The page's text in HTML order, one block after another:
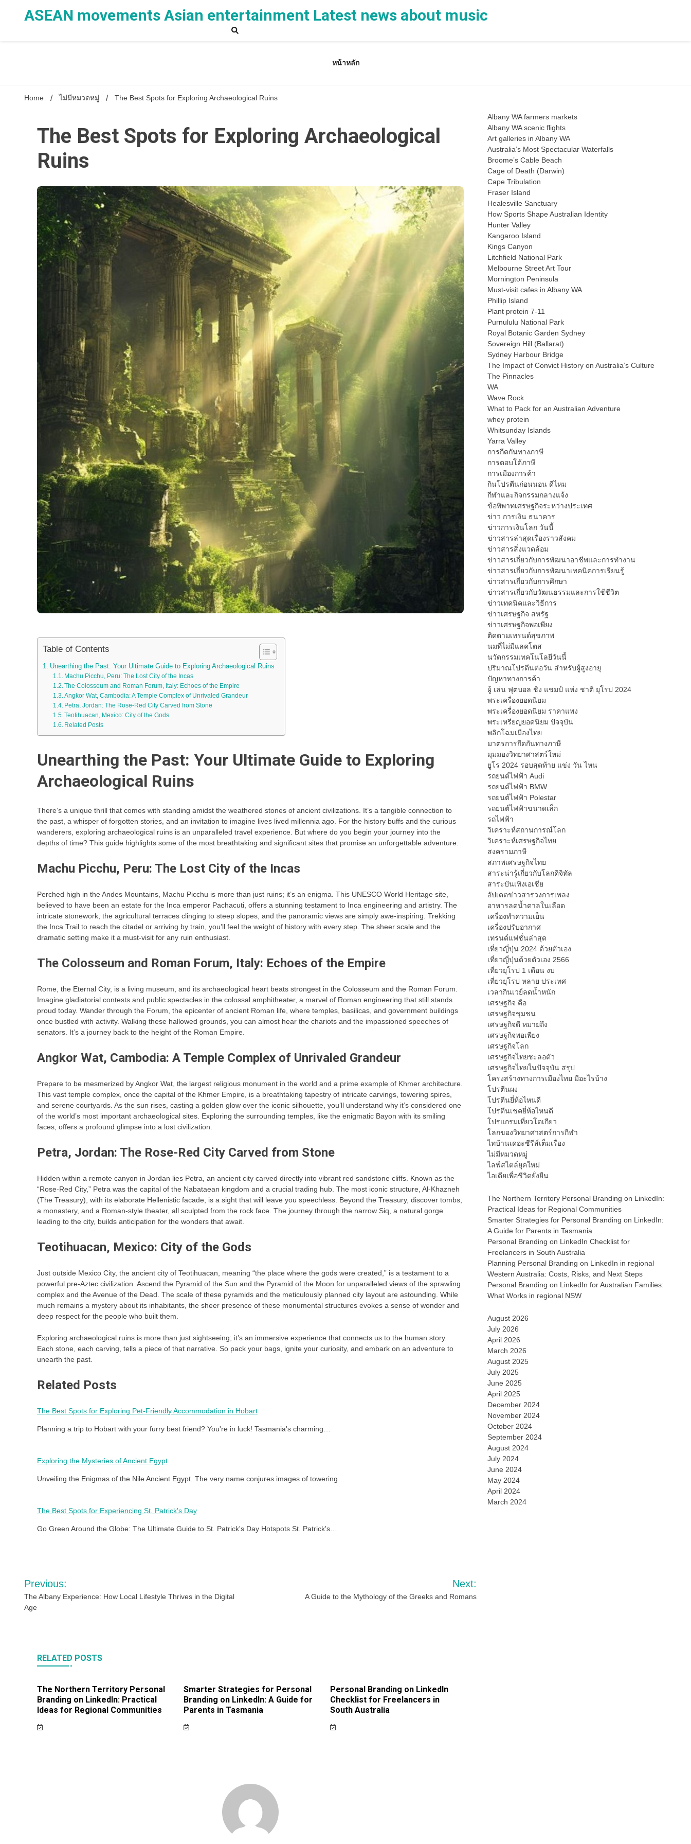
ASEAN movements Asian entertainment Latest news about music
หน้าหลัก
Home ไม่มีหมวดหมู่ The Best Spots for Exploring Archaeological Ruins
The Best Spots for Exploring Archaeological
Ruins
Table of Contents
Unearthing the Past: Your Ultimate Guide to Exploring Archaeological Ruins
Machu Picchu, Peru: The Lost City of the Incas
The Colosseum and Roman Forum, Italy: Echoes of the Empire
Angkor Wat, Cambodia: A Temple Complex of Unrivaled Grandeur
Petra, Jordan: The Rose-Red City Carved from Stone
Teotihuacan, Mexico: City of the Gods
Related Posts
Unearthing the Past: Your Ultimate Guide to Exploring
Archaeological Ruins
There’s a unique thrill that comes with standing amidst the weathered stones of ancient civilizations. It’s a tangible connection to
the past, a whisper of forgotten stories, and an invitation to imagine lives lived millennia ago. For the history buffs and the curious
wanderers, exploring archaeological ruins is an unparalleled travel experience. But where do you begin your journey into the
depths of time? This guide highlights some of the most breathtaking and significant sites that promise an unforgettable adventure.
Machu Picchu, Peru: The Lost City of the Incas
Perched high in the Andes Mountains, Machu Picchu is more than just ruins; it’s an enigma. This UNESCO World Heritage site,
believed to have been an estate for the Inca emperor Pachacuti, offers a stunning testament to Inca engineering and artistry. The
intricate stonework, the agricultural terraces clinging to steep slopes, and the panoramic views are simply awe-inspiring. Trekking
the Inca Trail to reach the citadel or arriving by train, you’ll feel the weight of history with every step. The sheer scale and the
dramatic setting make it a must-visit for any ruin enthusiast.
The Colosseum and Roman Forum, Italy: Echoes of the Empire
Rome, the Eternal City, is a living museum, and its archaeological heart beats strongest in the Colosseum and the Roman Forum.
Imagine gladiatorial contests and public spectacles in the colossal amphitheater, a marvel of Roman engineering that still stands
proud today. Wander through the Forum, the epicenter of ancient Roman life, where temples, basilicas, and government buildings
once bustled with activity. Walking these hallowed grounds, you can almost hear the chariots and the impassioned speeches of
senators. It’s a journey back to the height of the Roman Empire.
Angkor Wat, Cambodia: A Temple Complex of Unrivaled Grandeur
Prepare to be mesmerized by Angkor Wat, the largest religious monument in the world and a prime example of Khmer architecture.
This vast temple complex, once the capital of the Khmer Empire, is a breathtaking tapestry of intricate carvings, towering spires,
and serene courtyards. As the sun rises, casting a golden glow over the iconic silhouette, you’ll understand why it’s considered one
of the world’s most important archaeological sites. Exploring the surrounding temples, like the enigmatic Bayon with its smiling
faces, offers a profound glimpse into a lost civilization.
Petra, Jordan: The Rose-Red City Carved from Stone
Hidden within a remote canyon in Jordan lies Petra, an ancient city carved directly into vibrant red sandstone cliffs. Known as the
“Rose-Red City,” Petra was the capital of the Nabataean kingdom and a crucial trading hub. The most iconic structure, Al-Khazneh
(The Treasury), with its elaborate Hellenistic facade, is a sight that will leave you speechless. Beyond the Treasury, discover tombs,
a monastery, and a Roman-style theater, all sculpted from the rock face. The journey through the narrow Siq, a natural gorge
leading to the city, builds anticipation for the wonders that await.
Teotihuacan, Mexico: City of the Gods
Just outside Mexico City, the ancient city of Teotihuacan, meaning “the place where the gods were created,” is a testament to a
powerful pre-Aztec civilization. Ascend the Pyramid of the Sun and the Pyramid of the Moon for unparalleled views of the sprawling
complex and the Avenue of the Dead. The scale of these pyramids and the meticulously planned city layout are astounding. While
much remains a mystery about its inhabitants, the sheer presence of these monumental structures evokes a sense of wonder and
deep respect for the people who built them.
Exploring archaeological ruins is more than just sightseeing; it’s an immersive experience that connects us to the human story.
Each stone, each carving, tells a piece of that narrative. So pack your bags, ignite your curiosity, and embark on an adventure to
unearth the past.
Related Posts
The Best Spots for Exploring Pet-Friendly Accommodation in Hobart
Planning a trip to Hobart with your furry best friend? You're in luck! Tasmania's charming…
Exploring the Mysteries of Ancient Egypt
Unveiling the Enigmas of the Nile Ancient Egypt. The very name conjures images of towering…
The Best Spots for Experiencing St. Patrick's Day
Go Green Around the Globe: The Ultimate Guide to St. Patrick's Day Hotspots St. Patrick's…
Post
navigation
Previous:
The Albany Experience: How Local Lifestyle Thrives in the Digital
Age
Next:
A Guide to the Mythology of the Greeks and Romans
RELATED POSTS
The Northern Territory Personal
Branding on LinkedIn: Practical
Ideas for Regional Communities
Smarter Strategies for Personal
Branding on LinkedIn: A Guide for
Parents in Tasmania
Personal Branding on LinkedIn
Checklist for Freelancers in
South Australia
Albany WA farmers markets
Albany WA scenic flights
Art galleries in Albany WA
Australia’s Most Spectacular Waterfalls
Broome’s Cable Beach
Cage of Death (Darwin)
Cape Tribulation
Fraser Island
Healesville Sanctuary
How Sports Shape Australian Identity
Hunter Valley
Kangaroo Island
Kings Canyon
Litchfield National Park
Melbourne Street Art Tour
Mornington Peninsula
Must-visit cafes in Albany WA
Phillip Island
Plant protein 7-11
Purnululu National Park
Royal Botanic Garden Sydney
Sovereign Hill (Ballarat)
Sydney Harbour Bridge
The Impact of Convict History on Australia’s Culture
The Pinnacles
WA
Wave Rock
What to Pack for an Australian Adventure
whey protein
Whitsunday Islands
Yarra Valley
การกีดกันทางภาษี
การตอบโต้ภาษี
การเมืองการค้า
กินโปรตีนก่อนนอน ดีไหม
กีฬาและกิจกรรมกลางแจ้ง
ข้อพิพาทเศรษฐกิจระหว่างประเทศ
ข่าว การเงิน ธนาคาร
ข่าวการเงินโลก วันนี้
ข่าวสารล่าสุดเรื่องราวสังคม
ข่าวสารสิ่งแวดล้อม
ข่าวสารเกี่ยวกับการพัฒนาอาชีพและการทำงาน
ข่าวสารเกี่ยวกับการพัฒนาเทคนิคการเรียนรู้
ข่าวสารเกี่ยวกับการศึกษา
ข่าวสารเกี่ยวกับวัฒนธรรมและการใช้ชีวิต
ข่าวเทคนิคและวิธีการ
ข่าวเศรษฐกิจ สหรัฐ
ข่าวเศรษฐกิจพอเพียง
ติดตามเทรนด์สุขภาพ
นมที่ไม่มีแลคโตส
นวัตกรรมเทคโนโลยีวันนี้
ปริมาณโปรตีนต่อวัน สำหรับผู้สูงอายุ
ปัญหาทางการค้า
ผู้ เล่น ฟุตบอล ชิง แชมป์ แห่ง ชาติ ยุโรป 2024
พระเครื่องยอดนิยม
พระเครื่องยอดนิยม ราคาแพง
พระเหรียญยอดนิยม ปัจจุบัน
พลิกโฉมเมืองไทย
มาตรการกีดกันทางภาษี
มุมมองวิทยาศาสตร์ใหม่
ยูโร 2024 รอบสุดท้าย แข่ง วัน ไหน
รถยนต์ไฟฟ้า Audi
รถยนต์ไฟฟ้า BMW
รถยนต์ไฟฟ้า Polestar
รถยนต์ไฟฟ้าขนาดเล็ก
รถไฟฟ้า
วิเคราะห์สถานการณ์โลก
วิเคราะห์เศรษฐกิจไทย
สงครามภาษี
สภาพเศรษฐกิจไทย
สาระน่ารู้เกี่ยวกับโลกดิจิทัล
สาระบันเทิงเอเชีย
อัปเดตข่าวสารวงการเพลง
อาหารลดน้ำตาลในเลือด
เครื่องทำความเย็น
เครื่องปรับอากาศ
เทรนด์แฟชั่นล่าสุด
เที่ยวญี่ปุ่น 2024 ด้วยตัวเอง
เที่ยวญี่ปุ่นด้วยตัวเอง 2566
เที่ยวยุโรป 1 เดือน งบ
เที่ยวยุโรป หลาย ประเทศ
เวลากินเวย์ลดน้ำหนัก
เศรษฐกิจ คือ
เศรษฐกิจชุมชน
เศรษฐกิจดี หมายถึง
เศรษฐกิจพอเพียง
เศรษฐกิจโลก
เศรษฐกิจไทยชะลอตัว
เศรษฐกิจไทยในปัจจุบัน สรุป
โครงสร้างทางการเมืองไทย มีอะไรบ้าง
โปรตีนผง
โปรตีนยี่ห้อไหนดี
โปรตีนเชคยี่ห้อไหนดี
โปรแกรมเที่ยวโตเกียว
โลกของวิทยาศาสตร์การกีฬา
ไทบ้านเดอะซีรีส์เต็มเรื่อง
ไม่มีหมวดหมู่
ไลฟ์สไตล์ยุคใหม่
ไอเดียเพื่อชีวิตยั่งยืน
The Northern Territory Personal Branding on LinkedIn:
Practical Ideas for Regional Communities
Smarter Strategies for Personal Branding on LinkedIn:
A Guide for Parents in Tasmania
Personal Branding on LinkedIn Checklist for
Freelancers in South Australia
Planning Personal Branding on LinkedIn in regional
Western Australia: Costs, Risks, and Next Steps
Personal Branding on LinkedIn for Australian Families:
What Works in regional NSW
August 2026
July 2026
April 2026
March 2026
August 2025
July 2025
June 2025
April 2025
December 2024
November 2024
October 2024
September 2024
August 2024
July 2024
June 2024
May 2024
April 2024
March 2024